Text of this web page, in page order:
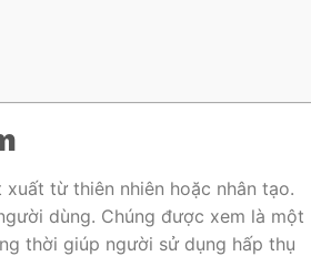
từ ​​thiên nhiên hoặc nhân tạo.
dùng. Chúng được xem là một
thời giúp người sử dụng hấp thụ